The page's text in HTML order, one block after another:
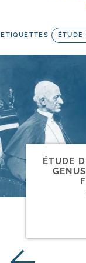
ETIQUETTES ÉTUDE
ÉTUDE